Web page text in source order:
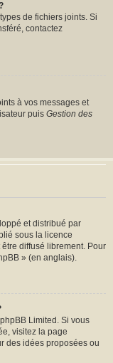
de fichiers joints. Si
contactez
à vos messages et
puis Gestion des
et distribué par
sous la licence
diffusé librement. Pour
» (en anglais).
Limited. Si vous
visitez la page
des idées proposées ou